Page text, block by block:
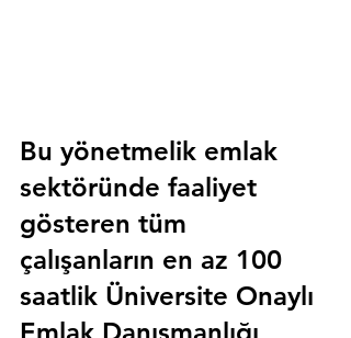
Bu yönetmelik emlak
sektöründe faaliyet
gösteren tüm
çalışanların en az 100
saatlik Üniversite Onaylı